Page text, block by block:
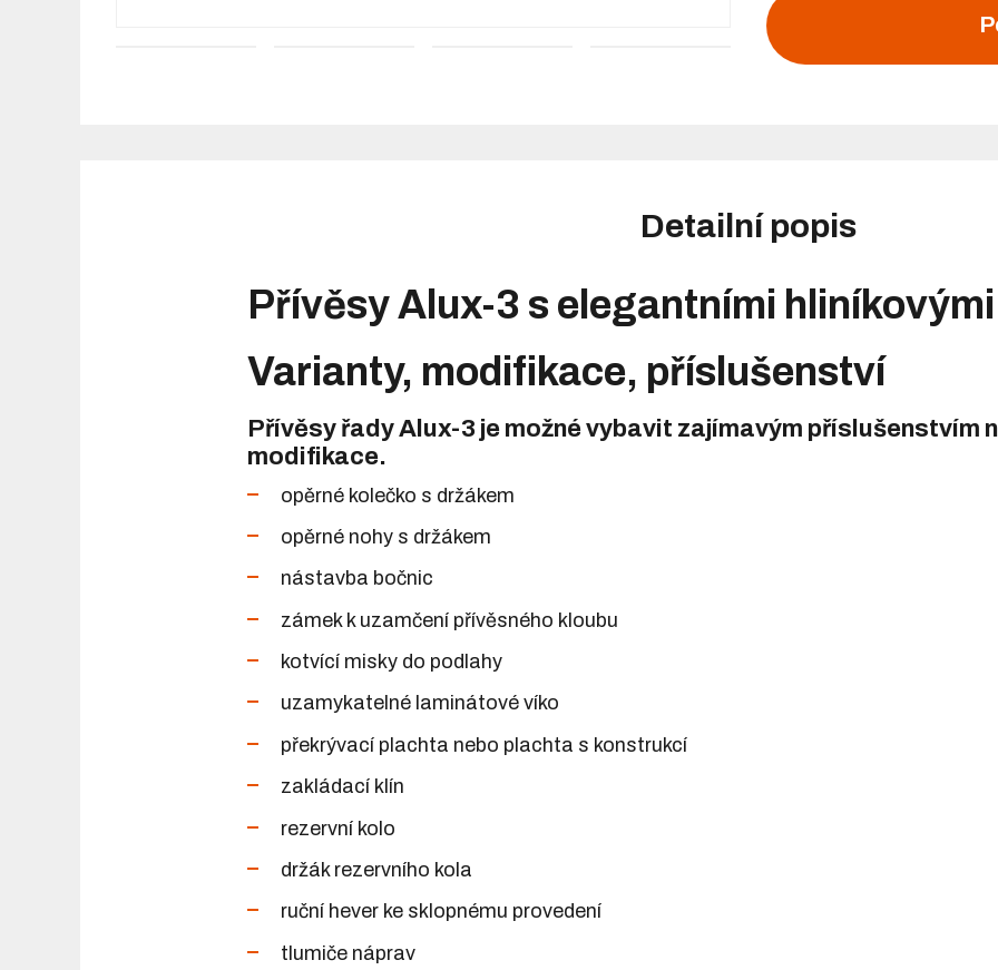
Detailní popis
Přívěsy Alux-3 s elegantními
Varianty, modifikace, příslušenství
Přívěsy řady Alux-3 je možné vybavit zajímavým příslušenstvím
modifikace.
opěrné kolečko s držákem
opěrné nohy s držákem
nástavba bočnic
zámek k uzamčení přívěsného kloubu
kotvící misky do podlahy
uzamykatelné laminátové víko
překrývací plachta nebo plachta s konstrukcí
zakládací klín
rezervní kolo
držák rezervního kola
ruční hever ke sklopnému provedení
tlumiče náprav